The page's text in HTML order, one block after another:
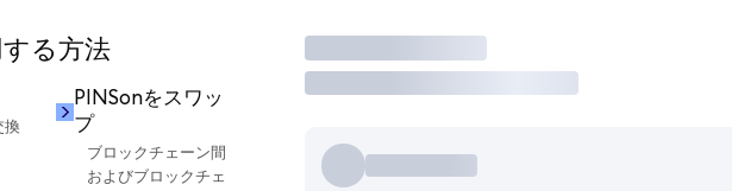
る方法
換
PINSonをスワッ
プ
ブロックチェーン間
およびブロックチェ
取引